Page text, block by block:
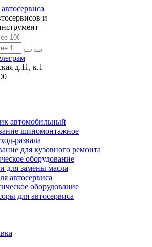
и
д.11, к.1
автомобильный
шиномонтажное
развала
для кузовного ремонта
оборудование
для замены масла
автосервиса
оборудование
для автосервиса